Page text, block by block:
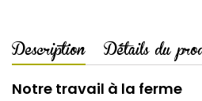
Description Détails du
Notre travail à la ferme